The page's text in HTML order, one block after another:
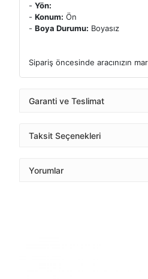
- Yön:
- Konum: Ön
- Boya Durumu: Boyasız
Sipariş öncesinde aracınızın
Garanti ve Teslimat
Taksit Seçenekleri
Yorumlar